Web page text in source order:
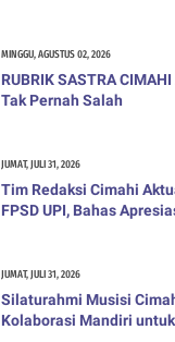
MINGGU, AGUSTUS 02, 2026
RUBRIK SASTRA
Tak Pernah Salah
JUMAT, JULI 31, 2026
Tim Redaksi Cimahi
FPSD UPI, Bahas
JUMAT, JULI 31, 2026
Silaturahmi Musisi
Kolaborasi Mandiri